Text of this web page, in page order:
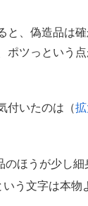
と、偽造品は
ポツっという
付いたのは（
のほうが少し細
う文字は本物